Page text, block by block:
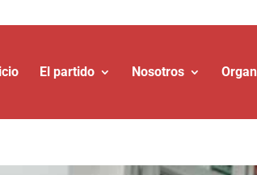
El partido Nosotros